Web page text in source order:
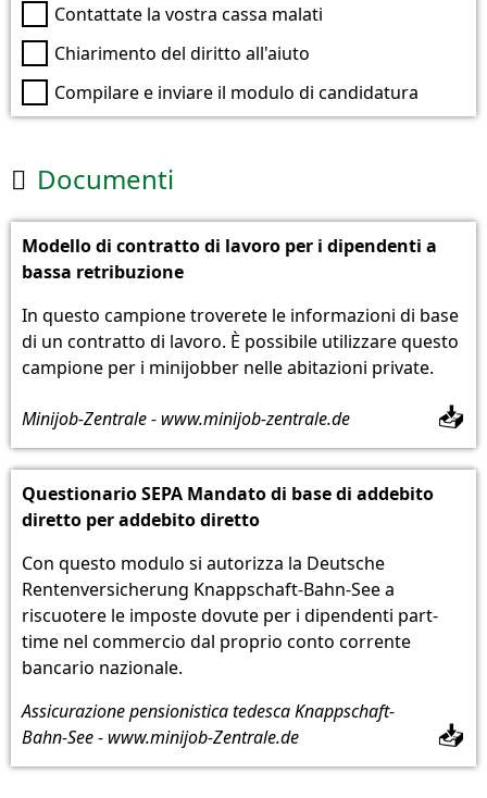
Contattate la vostra cassa malati
Chiarimento del diritto all'aiuto
Compilare e inviare il modulo di candidatura
 Documenti
Modello di contratto di lavoro per i dipendenti a
bassa retribuzione
In questo campione troverete le informazioni di base
di un contratto di lavoro. È possibile utilizzare questo
campione per i minijobber nelle abitazioni private.
Minijob-Zentrale - www.minijob-zentrale.de 📥
Questionario SEPA Mandato di base di addebito
diretto per addebito diretto
Con questo modulo si autorizza la Deutsche
Rentenversicherung Knappschaft-Bahn-See a
riscuotere le imposte dovute per i dipendenti part-
time nel commercio dal proprio conto corrente
bancario nazionale.
Assicurazione pensionistica tedesca Knappschaft-
Bahn-See - www.minijob-Zentrale.de
📥